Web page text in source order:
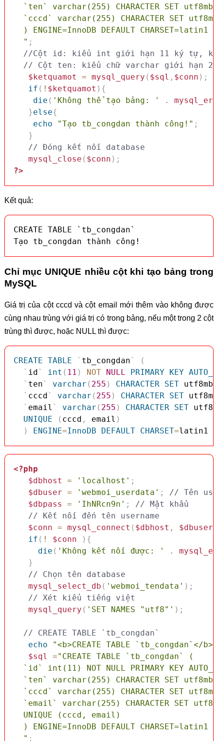
`ten` varchar(255) CHARACTER SET
`cccd` varchar(255) CHARACTER SET
) ENGINE=InnoDB DEFAULT CHARSET=latin1
  "
;
//Cột id: kiểu int giới hạn 11 ký tự, không
// Cột ten: kiểu chữ varchar giới hạn
$ketquamot
= mysql_query ( $sql , $conn ) ;
if ( ! $ketquamot ) {
die ( 'Không thể tạo bảng: ' .
}else{
echo
"Tạo tb_congdan thành công!" ;
}
// Đóng kết nối database
mysql_close ( $conn ) ;
?>
Kết quả:
CREATE TABLE `tb_congdan`
Tạo tb_congdan thành công!
Chỉ mục UNIQUE nhiều cột khi tạo bảng trong
MySQL
Giá trị của cột cccd và cột email mới thêm vào không được
cùng nhau trùng với giá trị có trong bảng, nếu một trong 2 cột
trùng thì được, hoặc NULL thì được:
CREATE TABLE ` tb_congdan `
(
` id ` int ( 11 ) NOT NULL PRIMARY KEY
` ten ` varchar ( 255 ) CHARACTER SET
` cccd ` varchar ( 255 ) CHARACTER SET
` email ` varchar ( 255 ) CHARACTER SET
UNIQUE
( cccd , email )
)
ENGINE=InnoDB DEFAULT CHARSET=latin1
<?php
$dbhost
= 'localhost' ;
$dbuser = 'webmoi_userdata' ;
// Tên
$dbpass
= 'IhNRcn9n' ;
// Mật khẩu
// Kết nối đến tên username
$conn = mysql_connect ( $dbhost , $dbuser
if ( ! $conn ) {
die ( 'Không kết nối được: ' .
}
// Chọn tên database
mysql_select_db ( 'webmoi_tendata' ) ;
// Xét kiểu tiếng việt
mysql_query ( 'SET NAMES "utf8"' ) ;
// CREATE TABLE `tb_congdan`
echo
"<b>CREATE TABLE `tb_congdan`</
$sql
="CREATE TABLE `tb_congdan` (
`id` int(11) NOT NULL PRIMARY KEY
`ten` varchar(255) CHARACTER SET
`cccd` varchar(255) CHARACTER SET
`email` varchar(255) CHARACTER SET
  UNIQUE (cccd, email)
) ENGINE=InnoDB DEFAULT CHARSET=latin1
  "
;